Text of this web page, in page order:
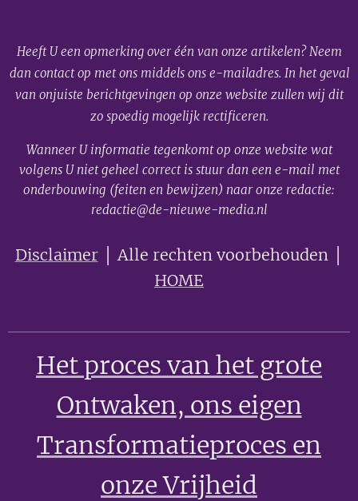
Heeft U een opmerking over één van onze artikelen? Neem
dan contact op met ons middels ons e-mailadres. In het geval
van onjuiste berichtgevingen op onze website zullen wij dit
zo spoedig mogelijk rectificeren.
Wanneer U informatie tegenkomt op onze website wat
volgens U niet geheel correct is stuur dan een e-mail met
onderbouwing (feiten en bewijzen) naar onze redactie:
redactie@de-nieuwe-media.nl
Disclaimer│ Alle rechten voorbehouden │
HOME
Het proces van het grote
Ontwaken, ons eigen
Transformatieproces en
onze Vrijheid